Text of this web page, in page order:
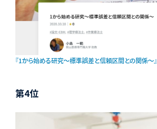
『1から始める研究〜標準誤差と信頼区間との関係〜』
第4位